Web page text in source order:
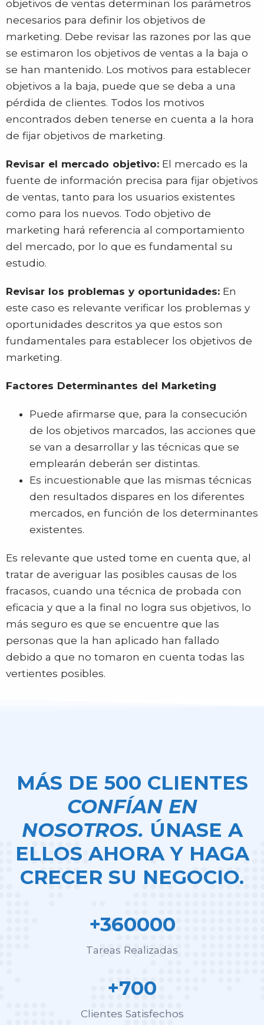
objetivos de ventas determinan los parámetros
necesarios para definir los objetivos de
marketing. Debe revisar las razones por las que
se estimaron los objetivos de ventas a la baja o
se han mantenido. Los motivos para establecer
objetivos a la baja, puede que se deba a una
pérdida de clientes. Todos los motivos
encontrados deben tenerse en cuenta a la hora
de fijar objetivos de marketing.
Revisar el mercado objetivo: El mercado es la
fuente de información precisa para fijar objetivos
de ventas, tanto para los usuarios existentes
como para los nuevos. Todo objetivo de
marketing hará referencia al comportamiento
del mercado, por lo que es fundamental su
estudio.
Revisar los problemas y oportunidades: En
este caso es relevante verificar los problemas y
oportunidades descritos ya que estos son
fundamentales para establecer los objetivos de
marketing.
Factores Determinantes del Marketing
Puede afirmarse que, para la consecución
de los objetivos marcados, las acciones que
se van a desarrollar y las técnicas que se
emplearán deberán ser distintas.
Es incuestionable que las mismas técnicas
den resultados dispares en los diferentes
mercados, en función de los determinantes
existentes.
Es relevante que usted tome en cuenta que, al
tratar de averiguar las posibles causas de los
fracasos, cuando una técnica de probada con
eficacia y que a la final no logra sus objetivos, lo
más seguro es que se encuentre que las
personas que la han aplicado han fallado
debido a que no tomaron en cuenta todas las
vertientes posibles.
MÁS DE 500 CLIENTES
CONFÍAN EN
NOSOTROS. ÚNASE A
ELLOS AHORA Y HAGA
CRECER SU NEGOCIO.
+360000
Tareas Realizadas
+700
Clientes Satisfechos